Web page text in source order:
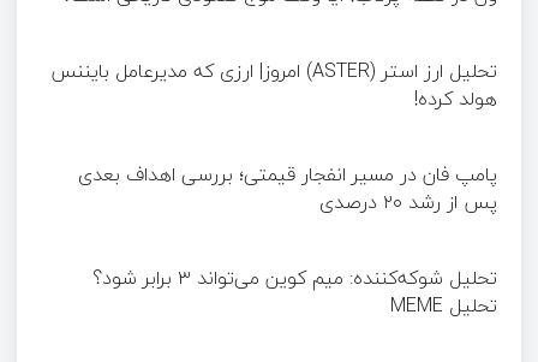
تحلیل ارز استر (ASTER) امروز| ارزی که مدیرعامل بایننس
هولد کرده!
پامپ فان در مسیر انفجار قیمتی؛ بررسی اهداف بعدی
پس از رشد ۲۰ درصدی
تحلیل شوکه‌کننده: میم کوین می‌تواند ۳ برابر شود؟
تحلیل MEME